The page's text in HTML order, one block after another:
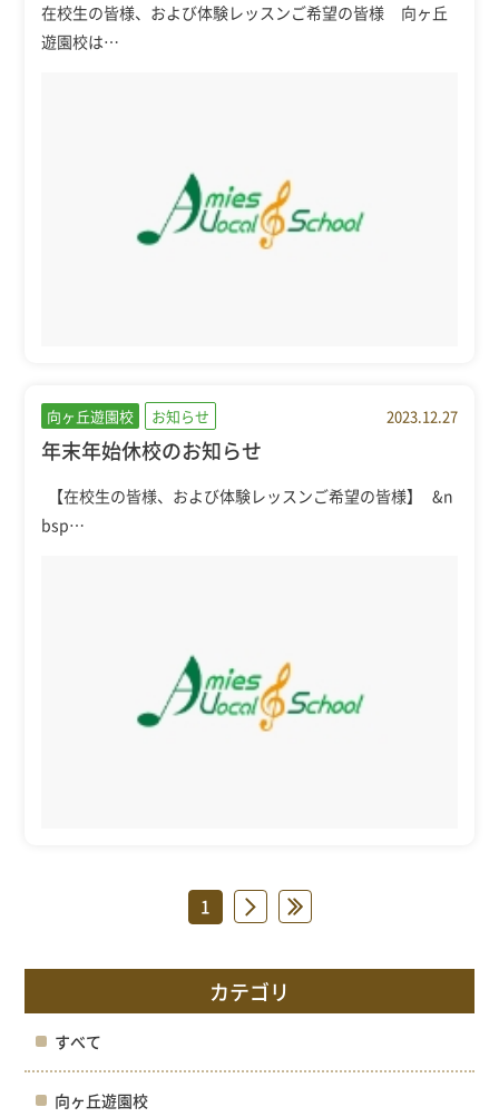
在校生の皆様、および体験レッスンご希望の皆様 向ヶ丘
遊園校は…
向ヶ丘遊園校 お知らせ 2023.12.27
年末年始休校のお知らせ
【在校生の皆様、および体験レッスンご希望の皆様】 &n
bsp…
1 » »
カテゴリ
すべて
向ヶ丘遊園校